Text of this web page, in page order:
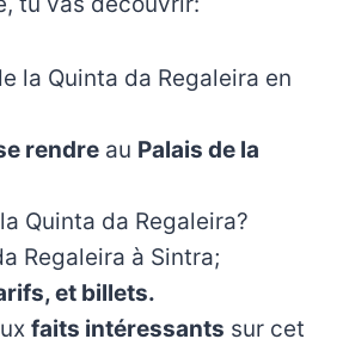
la Quinta da Regaleira en
rendre au Palais de la
Quinta da Regaleira?
Regaleira à Sintra;
et billets.
faits intéressants sur cet